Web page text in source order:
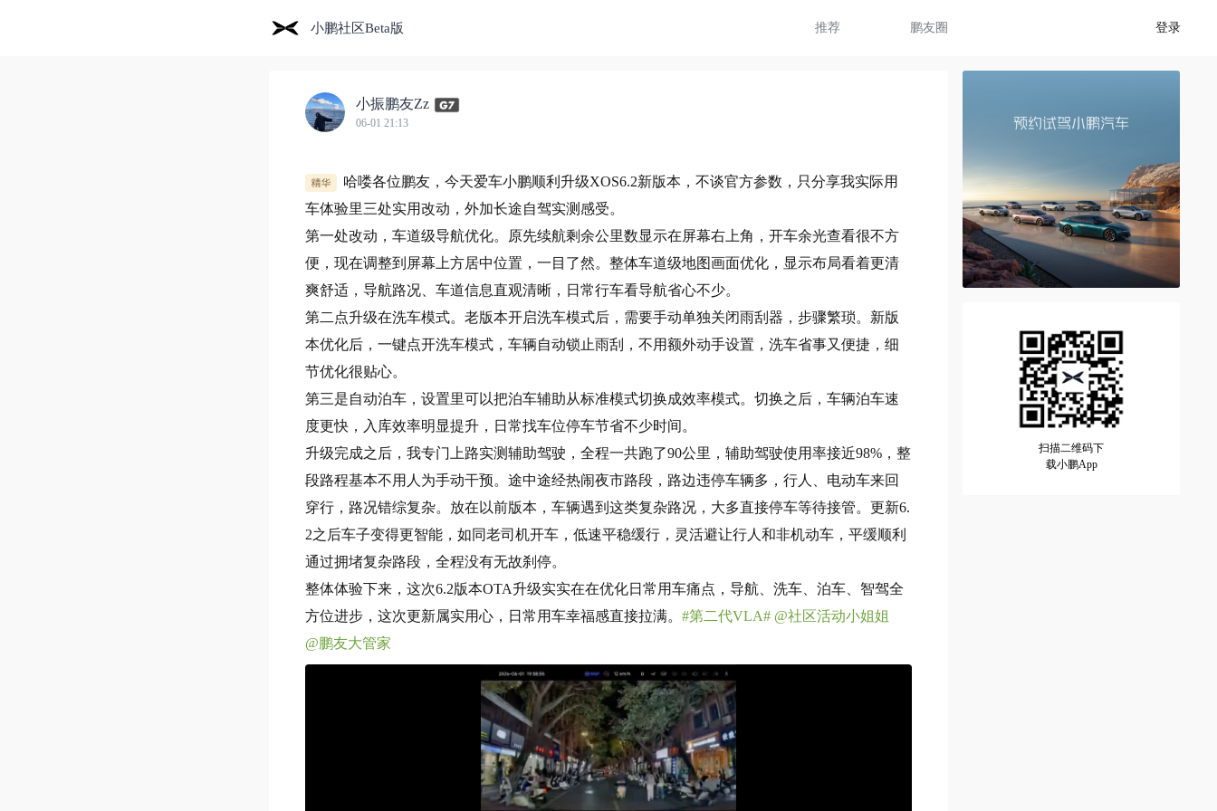
小鹏社区Beta版 推荐 鹏友圈 登录
小振鹏友Zz
06-01 21:13
哈喽各位鹏友，今天爱车小鹏顺利升级XOS6.2新版本，不谈官方参数，只分享我实际用
车体验里三处实用改动，外加长途自驾实测感受。
第一处改动，车道级导航优化。原先续航剩余公里数显示在屏幕右上角，开车余光查看很不方
便，现在调整到屏幕上方居中位置，一目了然。整体车道级地图画面优化，显示布局看着更清
爽舒适，导航路况、车道信息直观清晰，日常行车看导航省心不少。
第二点升级在洗车模式。老版本开启洗车模式后，需要手动单独关闭雨刮器，步骤繁琐。新版
本优化后，一键点开洗车模式，车辆自动锁止雨刮，不用额外动手设置，洗车省事又便捷，细
节优化很贴心。
第三是自动泊车，设置里可以把泊车辅助从标准模式切换成效率模式。切换之后，车辆泊车速
度更快，入库效率明显提升，日常找车位停车节省不少时间。
升级完成之后，我专门上路实测辅助驾驶，全程一共跑了90公里，辅助驾驶使用率接近98%，整
段路程基本不用人为手动干预。途中途经热闹夜市路段，路边违停车辆多，行人、电动车来回
穿行，路况错综复杂。放在以前版本，车辆遇到这类复杂路况，大多直接停车等待接管。更新6.
2之后车子变得更智能，如同老司机开车，低速平稳缓行，灵活避让行人和非机动车，平缓顺利
通过拥堵复杂路段，全程没有无故刹停。
整体体验下来，这次6.2版本OTA升级实实在在优化日常用车痛点，导航、洗车、泊车、智驾全
方位进步，这次更新属实用心，日常用车幸福感直接拉满。 #第二代VLA# @社区活动小姐姐
@鹏友大管家
扫描二维码下
载小鹏App